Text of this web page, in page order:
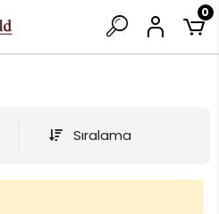
0
Sıralama